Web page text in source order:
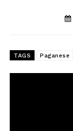
TAGS Paganese